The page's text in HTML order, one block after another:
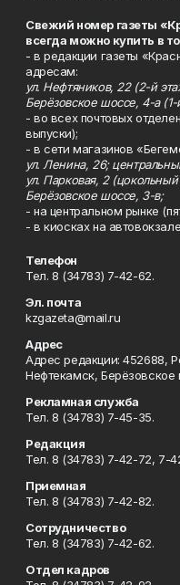
Свежий номер газеты
всегда можно купить в
- в редакции газеты
адресам:
ул. Нефтяников, 22 (2-й
Берёзовское шоссе, 4-а
- во всех почтовых
выпуски);
- в сети магазинов
ул. Ленина, 26;
ул. Парковая, 2
Берёзовское шоссе, 3-в;
- на центральном рынке
- в киосках на
Телефон
Тел. 8 (34783) 7-42-62.
Эл. почта
kzgazeta@mail.ru
Адрес
Адрес редакции: 452688,
Нефтекамск,
Рекламная служба
Тел. 8 (34783) 7-45-35.
Редакция
Тел. 8 (34783) 7-42-72, 7-
Приемная
Тел. 8 (34783) 7-42-82.
Сотрудничество
Тел. 8 (34783) 7-42-62.
Отдел кадров